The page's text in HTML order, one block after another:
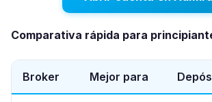
Comparativa rápida para
Broker Mejor para